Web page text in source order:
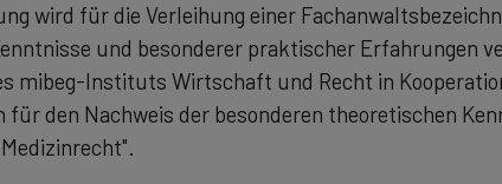
wird für die Verleihung einer
und besonderer praktischer Erfahrungen
mibeg-Instituts Wirtschaft und Recht in
den Nachweis der besonderen theoretischen